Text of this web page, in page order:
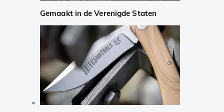
Gemaakt in de Verenigde Staten